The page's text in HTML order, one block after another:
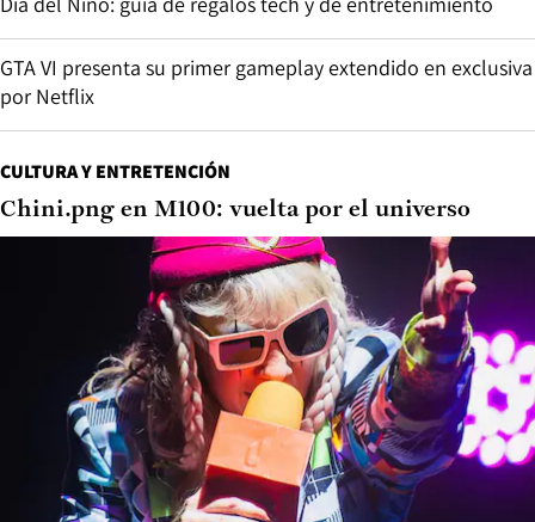
GTA VI presenta su primer gameplay extendido en exclusiva
por Netflix
CULTURA Y ENTRETENCIÓN
Chini.png en M100: vuelta por el universo